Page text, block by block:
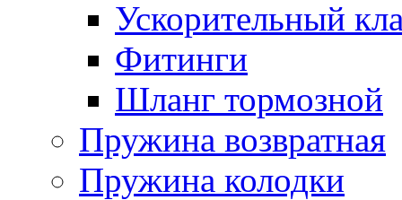
Ускорительный
Фитинги
Шланг тормозной
Пружина возвратная
Пружина колодки